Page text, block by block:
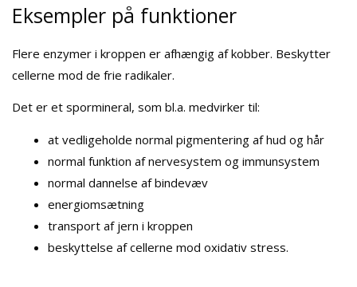
Eksempler på funktioner
Flere enzymer i kroppen er afhængig af kobber. Beskytter
cellerne mod de frie radikaler.
Det er et spormineral, som bl.a. medvirker til:
at vedligeholde normal pigmentering af hud og hår
normal funktion af nervesystem og immunsystem
normal dannelse af bindevæv
energiomsætning
transport af jern i kroppen
beskyttelse af cellerne mod oxidativ stress.